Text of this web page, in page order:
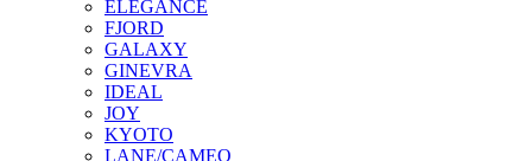
ELEGANCE
FJORD
GALAXY
GINEVRA
IDEAL
JOY
KYOTO
LANE/CAMEO